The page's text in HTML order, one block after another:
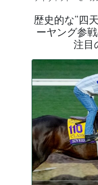
歴史的な“四
ーヤング参
注目